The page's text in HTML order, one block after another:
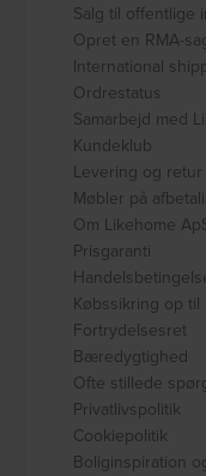
Salg til offentlige
Opret en RMA-
International
Ordrestatus
Samarbejd med
Kundeklub
Levering og retur
Møbler på
Om Likehome
Prisgaranti
Købssikring op
Fortrydelsesret
Bæredygtighed
Ofte stillede
Privatlivspolitik
Cookiepolitik
Boliginspiration